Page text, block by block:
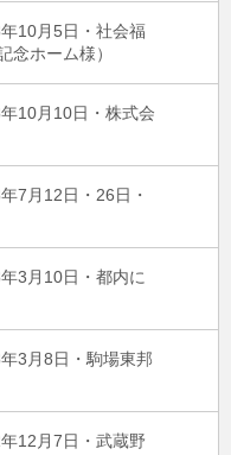
10月5日・社会福
念ホーム様）
10月10日・株式会
7月12日・26日・
3月10日・都内に
3月8日・駒場東邦
12月7日・武蔵野